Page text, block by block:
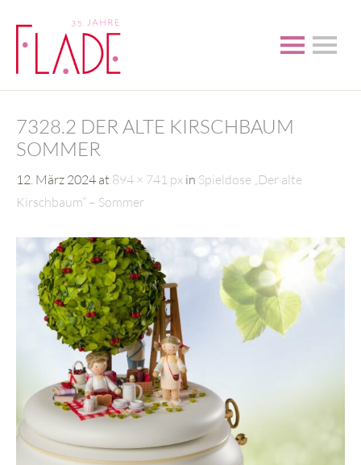
7328.2 DER ALTE KIRSCHBAUM
SOMMER
12. März 2024 at 894 × 741 px in Spieldose „Der alte
Kirschbaum“ – Sommer